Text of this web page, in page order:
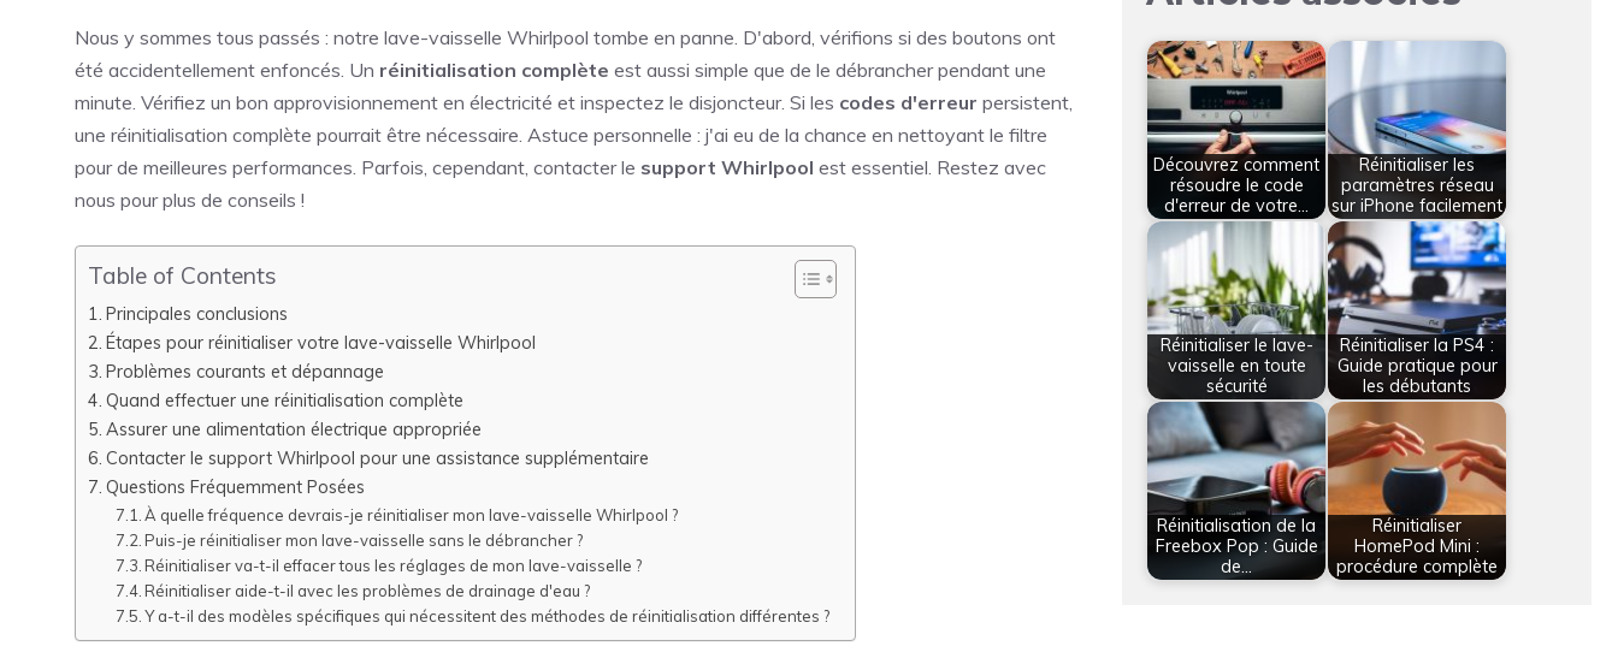
Nous y sommes tous passés : notre lave-vaisselle Whirlpool tombe en panne. D'abord, vérifions si des boutons ont
été accidentellement enfoncés. Un réinitialisation complète est aussi simple que de le débrancher pendant une
minute. Vérifiez un bon approvisionnement en électricité et inspectez le disjoncteur. Si les codes d'erreur persistent,
une réinitialisation complète pourrait être nécessaire. Astuce personnelle : j'ai eu de la chance en nettoyant le filtre
pour de meilleures performances. Parfois, cependant, contacter le support Whirlpool est essentiel. Restez avec
nous pour plus de conseils !
Table of Contents
Principales conclusions
Étapes pour réinitialiser votre lave-vaisselle Whirlpool
Problèmes courants et dépannage
Quand effectuer une réinitialisation complète
Assurer une alimentation électrique appropriée
Contacter le support Whirlpool pour une assistance supplémentaire
Questions Fréquemment Posées
À quelle fréquence devrais-je réinitialiser mon lave-vaisselle Whirlpool ?
Puis-je réinitialiser mon lave-vaisselle sans le débrancher ?
Réinitialiser va-t-il effacer tous les réglages de mon lave-vaisselle ?
Réinitialiser aide-t-il avec les problèmes de drainage d'eau ?
Y a-t-il des modèles spécifiques qui nécessitent des méthodes de réinitialisation différentes ?
Découvrez comment
résoudre le code
d'erreur de votre…
Réinitialiser les
paramètres réseau
sur iPhone facilement
Réinitialiser le lave-
vaisselle en toute
sécurité
Réinitialiser la PS4 :
Guide pratique pour
les débutants
Réinitialisation de la
Freebox Pop : Guide
de…
Réinitialiser
HomePod Mini :
procédure complète